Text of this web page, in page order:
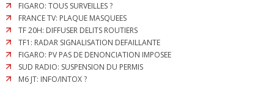
FIGARO: TOUS SURVEILLES ?
FRANCE TV: PLAQUE MASQUEES
TF 20H: DIFFUSER DELITS ROUTIERS
TF1: RADAR SIGNALISATION DEFAILLANTE
FIGARO: PV PAS DE DENONCIATION IMPOSEE
SUD RADIO: SUSPENSION DU PERMIS
M6 JT: INFO/INTOX ?